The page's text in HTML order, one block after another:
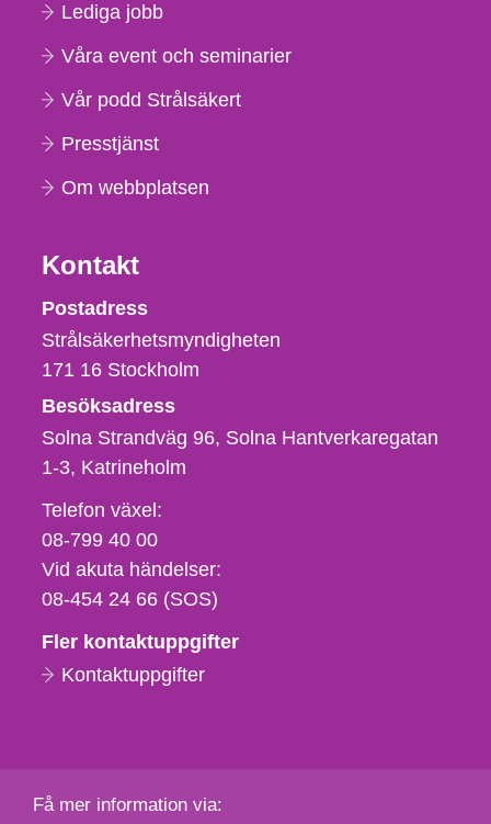
Lediga jobb
Våra event och seminarier
Vår podd Strålsäkert
Presstjänst
Om webbplatsen
Kontakt
Strålsäkerhetsmyndigheten
Postadress
Strålsäkerhetsmyndigheten
171 16 Stockholm
Besöksadress
Solna Strandväg 96, Solna Hantverkaregatan
1-3 Katrineholm
Telefon,
fax
och
e-
Telefon växel:
08-799 40 00
Vid akuta händelser:
08-454 24 66 (SOS)
Fler kontaktuppgifter
Kontaktuppgifter
Få mer information via: